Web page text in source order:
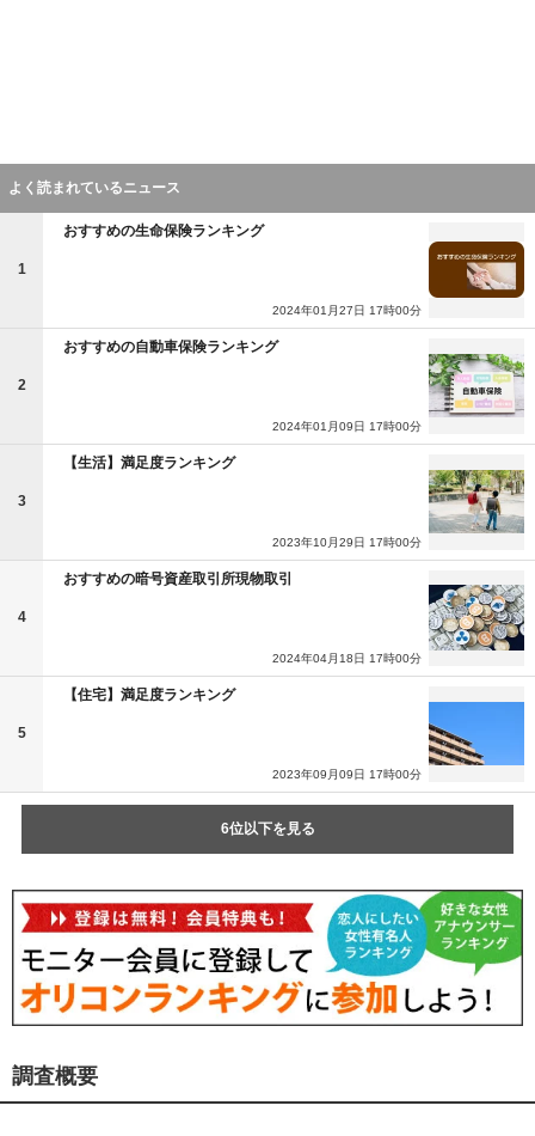
よく読まれているニュース
1
おすすめの生命保険ランキング
2024年01月27日 17時00分
2
おすすめの自動車保険ランキング
2024年01月09日 17時00分
3
【生活】満足度ランキング
2023年10月29日 17時00分
4
おすすめの暗号資産取引所現物取引
2024年04月18日 17時00分
5
【住宅】満足度ランキング
2023年09月09日 17時00分
6位以下を見る
調査概要